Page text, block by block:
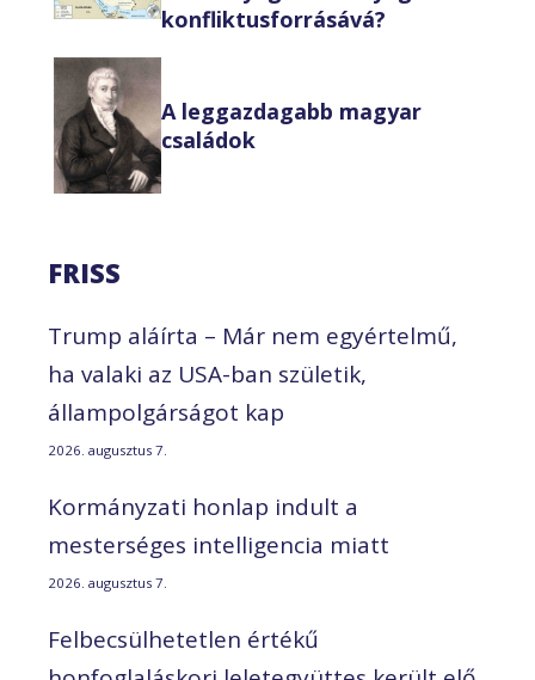
konfliktusforrásává?
A leggazdagabb magyar
családok
FRISS
Trump aláírta – Már nem egyértelmű,
ha valaki az USA-ban születik,
állampolgárságot kap
2026. augusztus 7.
Kormányzati honlap indult a
mesterséges intelligencia miatt
2026. augusztus 7.
Felbecsülhetetlen értékű